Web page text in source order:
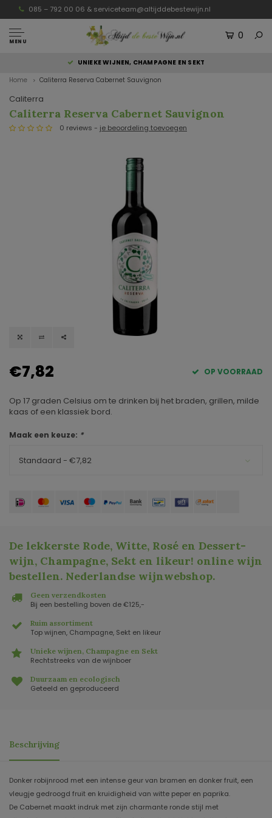
085 – 792 00 06 & serviceteam@altijddebestewijn.nl
MENU
0
UNIEKE WIJNEN, CHAMPAGNE EN SEKT
Home Caliterra Reserva Cabernet Sauvignon
Caliterra
Caliterra Reserva Cabernet Sauvignon
0 reviews - je beoordeling toevoegen
€7,82 OP VOORRAAD
Op 17 graden Celsius om te drinken bij het braden, grillen, milde
kaas of een klassiek bord.
Maak een keuze: *
Standaard - €7,82
De lekkerste Rode, Witte, Rosé en Dessert-
wijn, Champagne, Sekt en likeur! online wijn
bestellen. Nederlandse wijnwebshop.
Geen verzendkosten
Bij een bestelling boven de €125,-
Ruim assortiment
Top wijnen, Champagne, Sekt en likeur
Unieke wijnen, Champagne en Sekt
Rechtstreeks van de wijnboer
Duurzaam en ecologisch
Geteeld en geproduceerd
Beschrijving
Donker robijnrood met een intense geur van bramen en donker fruit, een
vleugje gedroogd fruit en kruidigheid van witte peper en paprika.
De Cabernet maakt indruk met zijn charmante ronde stijl met